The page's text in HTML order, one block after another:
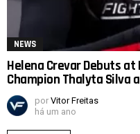
NEWS
Helena Crevar Debuts
Champion Thalyta Silva
por Vitor Freitas
há um ano